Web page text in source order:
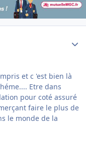
et c 'est bien là
Etre dans
pour coté assuré
faire le plus de
le monde de la